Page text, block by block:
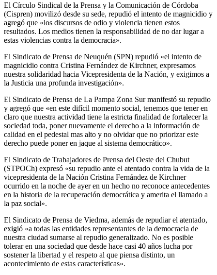
El Círculo Sindical de la Prensa y la Comunicación de Córdoba
(Cispren) movilizó desde su sede, repudió el intento de magnicidio y
agregó que «los discursos de odio y violencia tienen estos
resultados. Los medios tienen la responsabilidad de no dar lugar a
estas violencias contra la democracia».
El Sindicato de Prensa de Neuquén (SPN) repudió «el intento de
magnicidio contra Cristina Fernández de Kirchner, expresamos
nuestra solidaridad hacia Vicepresidenta de la Nación, y exigimos a
la Justicia una profunda investigación».
El Sindicato de Prensa de La Pampa Zona Sur manifestó su repudio
y agregó que «en este difícil momento social, tenemos que tener en
claro que nuestra actividad tiene la estricta finalidad de fortalecer la
sociedad toda, poner nuevamente el derecho a la información de
calidad en el pedestal mas alto y no olvidar que no priorizar este
derecho puede poner en jaque al sistema democrático».
El Sindicato de Trabajadores de Prensa del Oeste del Chubut
(STPOCh) expresó «su repudio ante el atentado contra la vida de la
vicepresidenta de la Nación Cristina Fernández de Kirchner
ocurrido en la noche de ayer en un hecho no reconoce antecedentes
en la historia de la recuperación democrática y amerita el llamado a
la paz social».
El Sindicato de Prensa de Viedma, además de repudiar el atentado,
exigió «a todas las entidades representantes de la democracia de
nuestra ciudad sumarse al repudio generalizado. No es posible
tolerar en una sociedad que desde hace casi 40 años lucha por
sostener la libertad y el respeto al que piensa distinto, un
acontecimiento de estas características».